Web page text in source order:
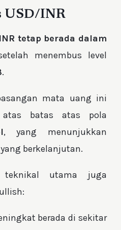
USD/INR
tetap berada dalam
menembus level
.
mata uang ini
batas atas pola
, yang menunjukkan
berkelanjutan.
teknikal utama juga
berada di sekitar